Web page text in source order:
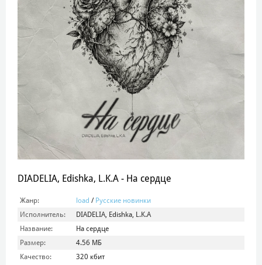
DIADELIA, Edishka, L.K.A - На сердце
Жанр: load / Русские новинки
Исполнитель:
DIADELIA, Edishka, L.K.A
Название:
На сердце
Размер:
4.56 МБ
Качество:
320 кбит